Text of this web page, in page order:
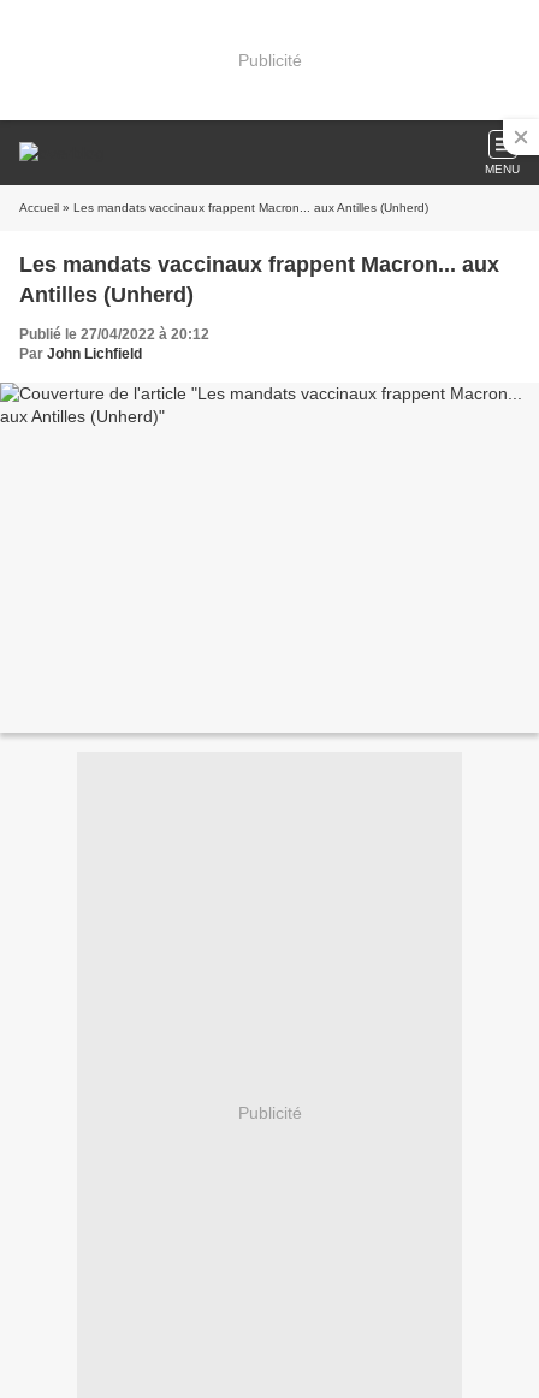
Publicité
MENU
Accueil » Les mandats vaccinaux frappent Macron... aux Antilles (Unherd)
Les mandats vaccinaux frappent Macron... aux
Antilles (Unherd)
Publié le 27/04/2022 à 20:12
Par John Lichfield
Publicité